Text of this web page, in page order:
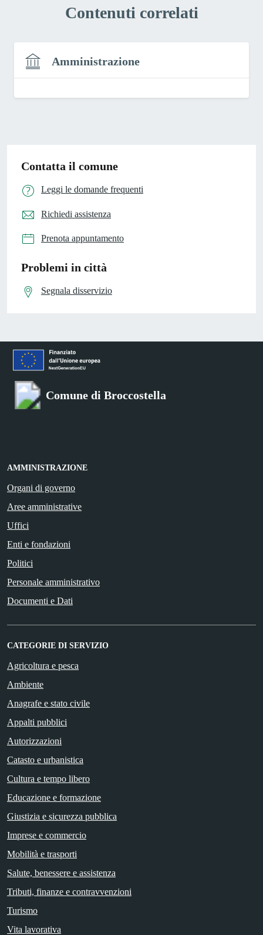
Contenuti correlati
Amministrazione
Contatta il comune
Leggi le domande frequenti
Richiedi assistenza
Prenota appuntamento
Problemi in città
Segnala disservizio
Comune di Broccostella
AMMINISTRAZIONE
Organi di governo
Aree amministrative
Uffici
Enti e fondazioni
Politici
Personale amministrativo
Documenti e Dati
CATEGORIE DI SERVIZIO
Agricoltura e pesca
Ambiente
Anagrafe e stato civile
Appalti pubblici
Autorizzazioni
Catasto e urbanistica
Cultura e tempo libero
Educazione e formazione
Giustizia e sicurezza pubblica
Imprese e commercio
Mobilità e trasporti
Salute, benessere e assistenza
Tributi, finanze e contravvenzioni
Turismo
Vita lavorativa